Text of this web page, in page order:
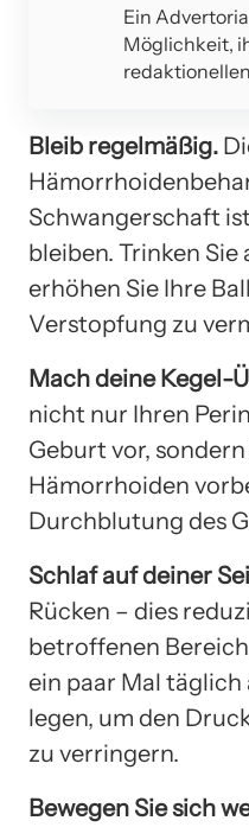
Ein
Möglichkeit,
Bleib regelmäßig.
Schwangerschaft
bleiben. Trinken Sie
erhöhen Sie Ihre
Verstopfung zu
Mach deine Kegel-
nicht nur Ihren
Geburt vor,
Hämorrhoiden
Durchblutung des
Schlaf auf deiner
Rücken – dies
betroffenen
ein paar Mal täglich
legen, um den
zu verringern.
Bewegen Sie sich